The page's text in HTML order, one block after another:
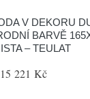
V DEKORU
BARVĚ
– TEULAT
15 221 Kč